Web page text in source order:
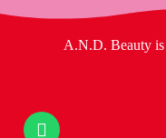
A.N.D. Beauty is